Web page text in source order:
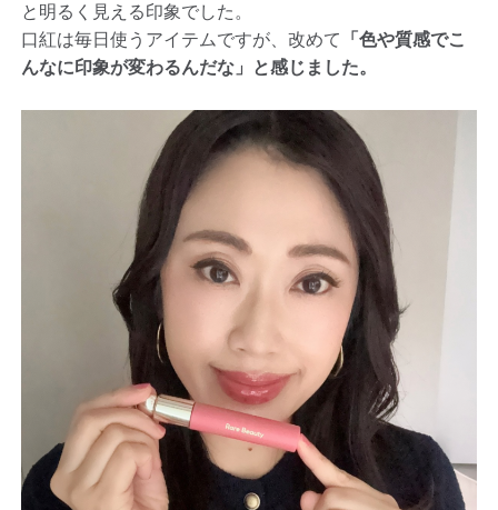
と明るく見える印象でした。
口紅は毎日使うアイテムですが、改めて 「色や質感でこ
んなに印象が変わるんだな」と感じました。